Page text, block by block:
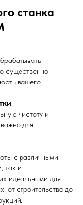
станка
существенно
вашего
чистоту и
для
с различными
так и
идеальными для
от строительства до